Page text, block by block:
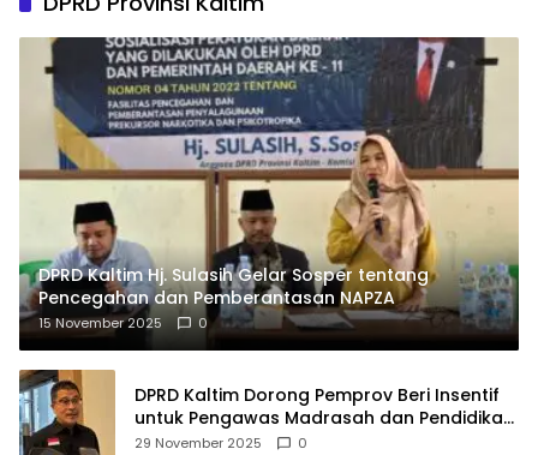
DPRD Kaltim Hj. Sulasih Gelar Sosper tentang
Pencegahan dan Pemberantasan NAPZA
15 November 2025 0
DPRD Kaltim Dorong Pemprov Beri Insentif
untuk Pengawas Madrasah dan Pendidikan
Agama
29 November 2025 0